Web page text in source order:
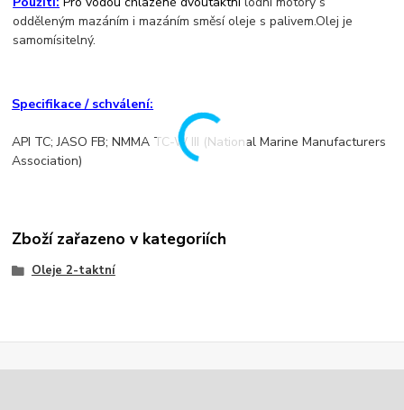
odděleným mazáním i mazáním směsí oleje s palivem.Olej je
samomísitelný.
Specifikace / schválení:
API TC; JASO FB; NMMA TC-W III (National Marine Manufacturers
Association)
Zboží zařazeno v kategoriích
Oleje 2-taktní